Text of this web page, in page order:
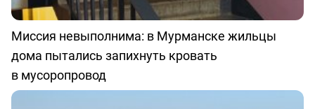
Миссия невыполнима: в Мурманске жильцы
дома пытались запихнуть кровать
в мусоропровод